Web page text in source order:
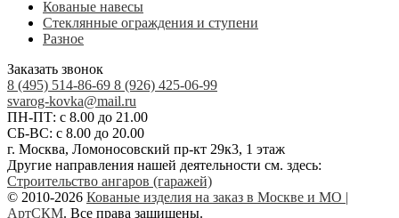
Кованые навесы
Стеклянные ограждения и ступени
Разное
Заказать звонок
8 (495) 514-86-69 8 (926) 425-06-99
svarog-kovka@mail.ru
ПН-ПТ: с 8.00 до 21.00
СБ-ВС: с 8.00 до 20.00
г. Москва, Ломоносовский пр-кт 29к3, 1 этаж
Другие направления нашей деятельности см. здесь:
Строительство ангаров (гаражей)
© 2010-2026 Кованые изделия на заказ в Москве и МО |
АртСКМ. Все права защищены.